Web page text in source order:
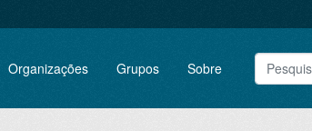
Organizações Grupos Sobre